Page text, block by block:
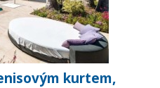
kurtem,